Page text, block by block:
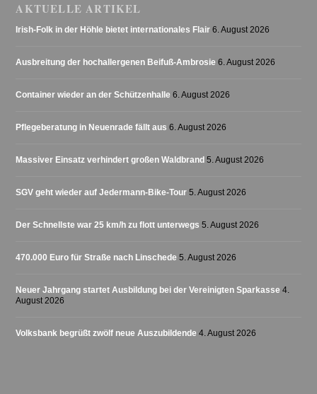
AKTUELLE ARTIKEL
Irish-Folk in der Höhle bietet internationales Flair 6. August 2026
Ausbreitung der hochallergenen Beifuß-Ambrosie 6. August 2026
Container wieder an der Schützenhalle 6. August 2026
Pflegeberatung in Neuenrade fällt aus 6. August 2026
Massiver Einsatz verhindert großen Waldbrand 5. August 2026
SGV geht wieder auf Jedermann-Bike-Tour 5. August 2026
Der Schnellste war 25 km/h zu flott unterwegs 5. August 2026
470.000 Euro für Straße nach Linschede 5. August 2026
Neuer Jahrgang startet Ausbildung bei der Vereinigten Sparkasse 4.
August 2026
Volksbank begrüßt zwölf neue Auszubildende 4. August 2026